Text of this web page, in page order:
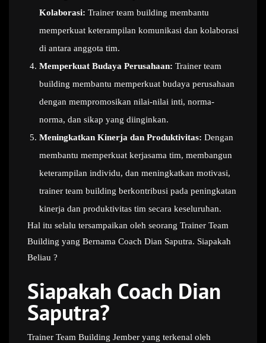
Kolaborasi: Trainer team building membantu
memperkuat keterampilan komunikasi dan kolaborasi
di antara anggota tim.
Memperkuat Budaya Perusahaan: Trainer team
building membantu memperkuat budaya perusahaan
dengan mempromosikan nilai-nilai inti, norma-
norma, dan sikap yang diinginkan.
Meningkatkan Kinerja dan Produktivitas: Dengan
membantu memperkuat kerjasama tim, membangun
keterampilan individu, dan meningkatkan motivasi,
trainer team building berkontribusi pada peningkatan
kinerja dan produktivitas tim secara keseluruhan.
Hal itu selalu tersampaikan oleh seorang Trainer Team
Building yang Bernama Coach Dian Saputra. Siapakah
Beliau ?
Siapakah Coach Dian
Saputra?
Trainer Team Building Jember yang terkenal oleh